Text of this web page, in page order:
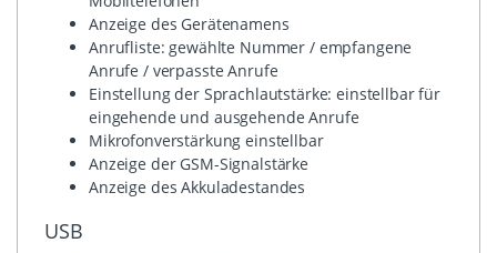
Anzeige des Gerätenamens
Anrufliste: gewählte Nummer / empfangene
Anrufe / verpasste Anrufe
Einstellung der Sprachlautstärke: einstellbar für
eingehende und ausgehende Anrufe
Mikrofonverstärkung einstellbar
Anzeige der GSM-Signalstärke
Anzeige des Akkuladestandes
USB